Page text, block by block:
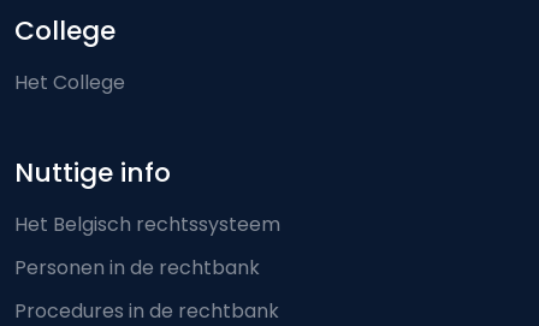
College
Het College
Nuttige info
Het Belgisch rechtssysteem
Personen in de rechtbank
Procedures in de rechtbank